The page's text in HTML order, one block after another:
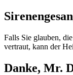
Falls Sie glauben,
vertraut, kann der
Danke, Mr.